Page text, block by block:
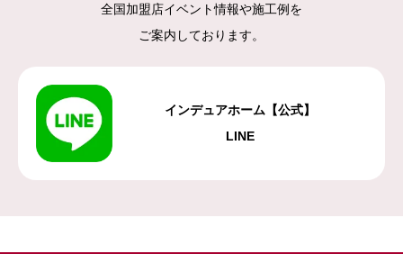
全国加盟店イベント情報や施工例を
ご案内しております。
インデュアホーム【公式】
LINE